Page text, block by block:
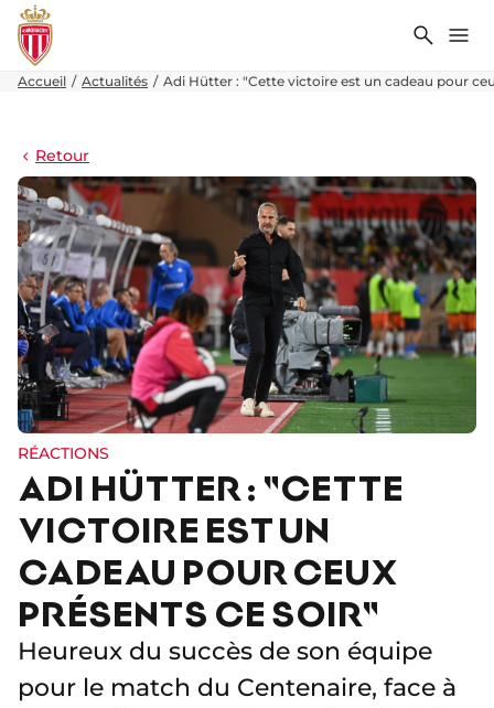
Accueil Actualités Adi Hütter : "Cette victoire est un cadeau pour
Retour
RÉACTIONS
ADI HÜTTER : "CETTE
VICTOIRE EST UN
CADEAU POUR CEUX
PRÉSENTS CE SOIR"
Heureux du succès de son équipe
pour le match du Centenaire, face à